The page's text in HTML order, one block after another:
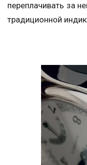
переплачивать за
традиционной